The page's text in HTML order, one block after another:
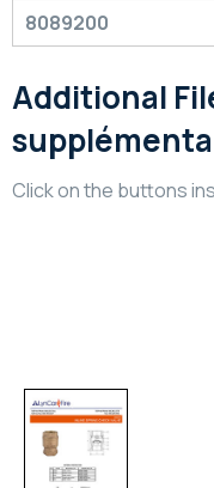
8089200
Additional
Click on the buttons